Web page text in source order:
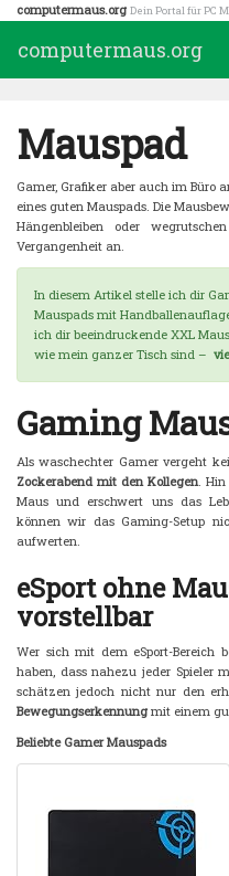
Skip
main
content
computermaus.org Dein Portal für PC
computermaus.org
Mauspad
Gamer, Grafiker aber auch im Büro
eines guten Mauspads. Die
Hängenbleiben oder
Vergangenheit an.
In diesem Artikel stelle ich dir
Mauspads mit
ich dir beeindruckende XXL
wie mein ganzer Tisch sind –
Gaming
Als waschechter Gamer vergeht
Zockerabend mit den Kollegen.
Maus und erschwert uns das
können wir das Gaming-Setup
aufwerten.
eSport ohne
vorstellbar
Wer sich mit dem eSport-Bereich
haben, dass nahezu jeder Spieler
schätzen jedoch nicht nur den
Bewegungserkennung mit einem
Beliebte Gamer Mauspads